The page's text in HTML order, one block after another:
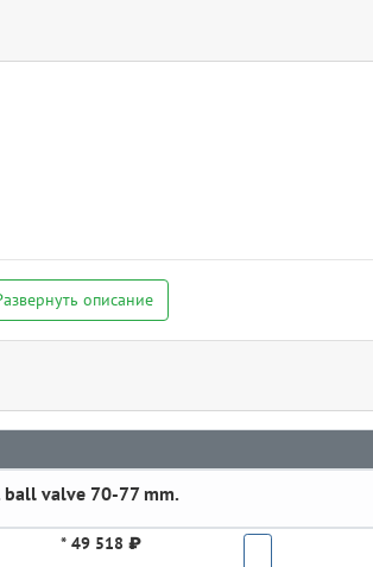
описание
ball valve 70-77 mm.
* 49 518 ₽